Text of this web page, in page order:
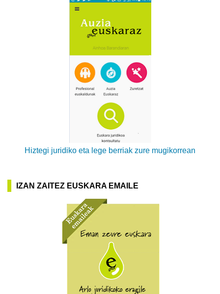
Hiztegi juridiko eta lege berriak zure mugikorrean
IZAN ZAITEZ EUSKARA EMAILE